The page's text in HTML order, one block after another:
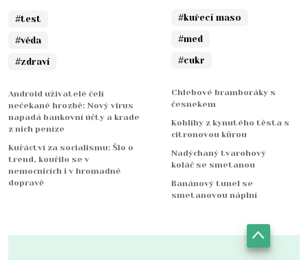
#test
#věda
#zdraví
Android uživatelé čelí
nečekané hrozbě: Nový virus
napadá bankovní účty a krade
z nich peníze
Kuřáctví za socialismu: Šlo o
trend, kouřilo se v
nemocnicích i v hromadné
dopravě
#kuřecí maso
#med
#cukr
Chlebové bramboráky s
česnekem
Koblihy z kynutého těsta s
citronovou kůrou
Nadýchaný tvarohový
koláč se smetanou
Banánový tunel se
smetanovou náplní